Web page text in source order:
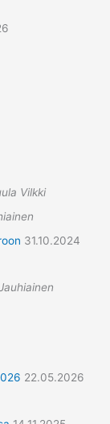
Vilkki
31.10.2024
22.05.2026